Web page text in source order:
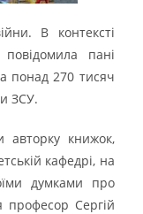
В контексті
пані
понад 270 тисяч
ЗСУ.
авторку книжок,
кафедрі, на
думками про
професор Сергій